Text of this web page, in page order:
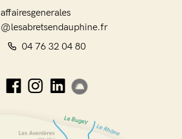
affairesgenerales
@lesabretsendauphine.fr
04 76 32 04 80